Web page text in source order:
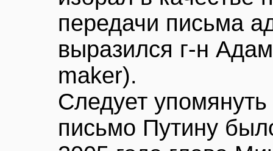
передачи письма
выразился г-н
maker).
Следует
письмо Путину